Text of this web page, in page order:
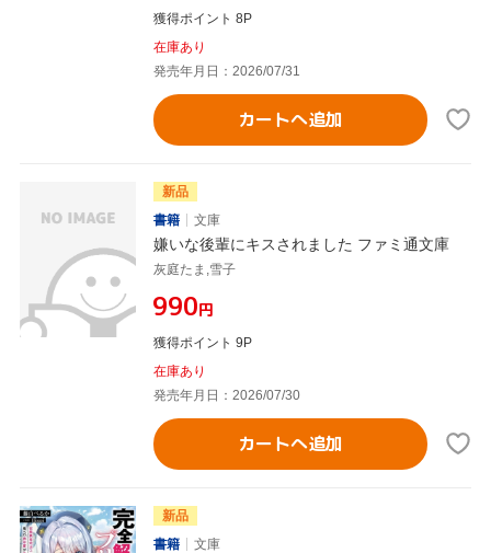
獲得ポイント 8P
在庫あり
発売年月日：2026/07/31
カートへ追加
新品
書籍
文庫
嫌いな後輩にキスされました ファミ通文庫
灰庭たま,雪子
¥990円
獲得ポイント 9P
在庫あり
発売年月日：2026/07/30
カートへ追加
新品
書籍
文庫